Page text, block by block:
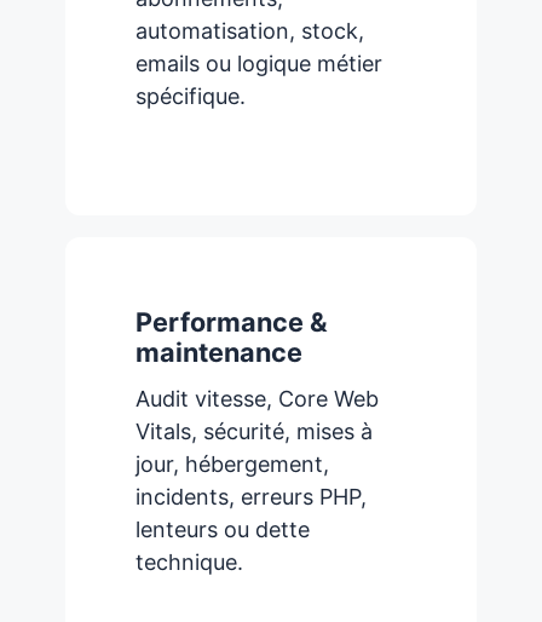
automatisation, stock,
emails ou logique métier
spécifique.
Performance &
maintenance
Audit vitesse, Core Web
Vitals, sécurité, mises à
jour, hébergement,
incidents, erreurs PHP,
lenteurs ou dette
technique.